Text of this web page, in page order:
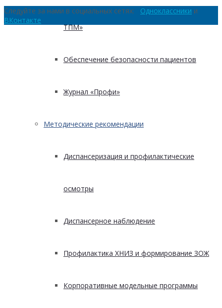
ТПМ»
Обеспечение безопасности пациентов
Журнал «Профи»
Методические рекомендации
Диспансеризация и профилактические
осмотры
Диспансерное наблюдение
Профилактика ХНИЗ и формирование ЗОЖ
Корпоративные модельные программы
Следуйте за нами в социальных сетях: Одноклассники и
ВКонтакте